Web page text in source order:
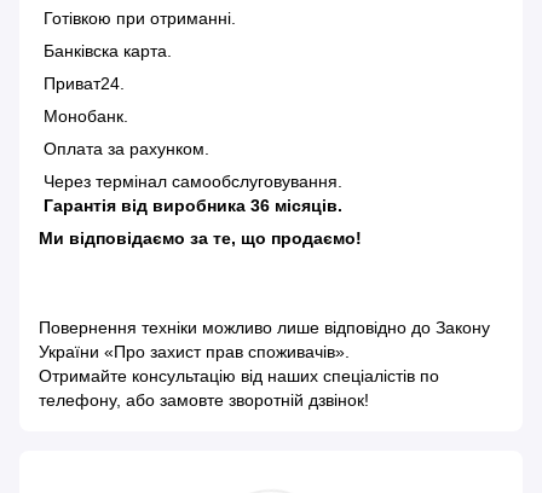
Готівкою при отриманні.
Банківска карта.
Приват24.
Монобанк.
Оплата за рахунком.
Через термінал самообслуговування.
Гарантія від виробника 36 місяців.
Ми відповідаємо за те, що продаємо!
Повернення техніки можливо лише відповідно до Закону
України «Про захист прав споживачів»
Отримайте консультацію від наших спеціалістів по
телефону, або замовте зворотній дзвінок!